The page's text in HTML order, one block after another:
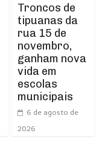
Troncos de
tipuanas da
rua 15 de
novembro,
ganham nova
vida em
escolas
municipais
6 de agosto de
2026